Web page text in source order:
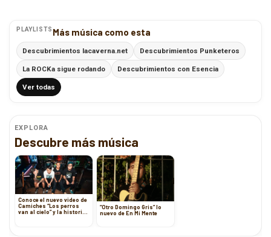
PLAYLISTS Más música como esta
Descubrimientos lacaverna.net Descubrimientos Punketeros
La ROCKa sigue rodando Descubrimientos con Esencia
Ver todas
EXPLORA
Descubre más música
Conoce el nuevo video de
Camiches “Los perros
van al cielo” y la historia
“Otro Domingo Gris” lo
nuevo de En Mi Mente